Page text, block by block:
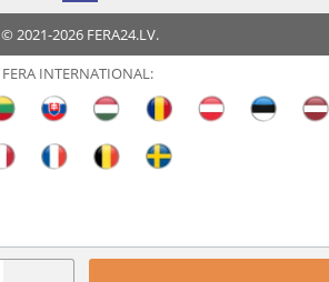
© 2021-2026 FERA24.LV.
FERA INTERNATIONAL: